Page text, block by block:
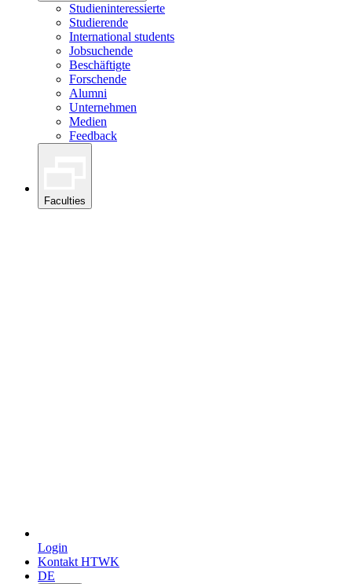
Studieninteressierte
Studierende
International students
Jobsuchende
Beschäftigte
Forschende
Alumni
Unternehmen
Medien
Feedback
Faculties
Login
Kontakt HTWK
DE